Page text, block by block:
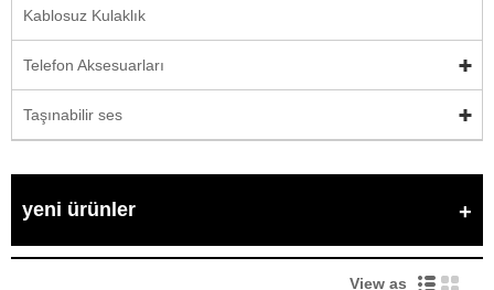
Kablosuz Kulaklık
Telefon Aksesuarları
Taşınabilir ses
yeni ürünler
View as